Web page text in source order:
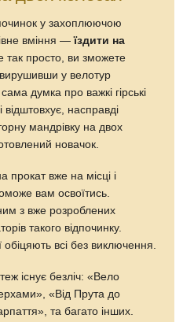
у захоплюючою
вміння —їздити на
так просто, ви зможете
у велотур
думка про важкі гірські
відштовхує, насправді
мандрівку на двох
новачок.
прокат вже на місці і
вам освоїтись.
з вже розроблених
такого відпочинку.
обіцяють всі без виключення.
теж існує безліч: «Вело
«Від Прута до
та багато інших.